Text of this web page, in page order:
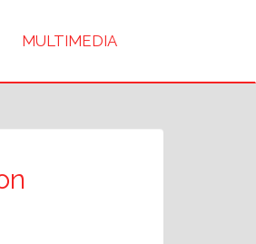
MULTIMEDIA